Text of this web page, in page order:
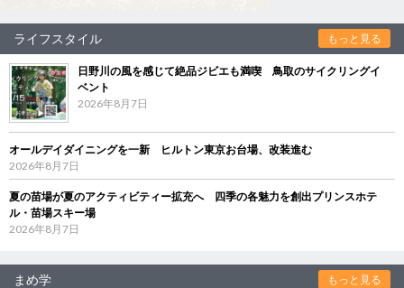
ライフスタイル もっと見る
日野川の風を感じて絶品ジビエも満喫 鳥取のサイクリングイ
ベント
2026年8月7日
オールデイダイニングを一新 ヒルトン東京お台場、改装進む
2026年8月7日
夏の苗場が夏のアクティビティー拡充へ 四季の各魅力を創出プリンスホテ
ル・苗場スキー場
2026年8月7日
まめ学 もっと見る